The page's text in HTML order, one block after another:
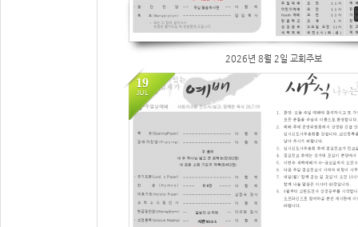
2026년 8월 2일 교회주보
19
JUL